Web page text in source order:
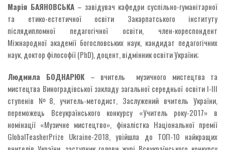
Марія БАЯНОВСЬКА – завідувач кафедри суспільно-гуманітарної
та етико-естетичної освіти Закарпатського інституту
післядипломної педагогічної освіти, член-кореспондент
Міжнародної академії богословських наук, кандидат педагогічних
наук, доктор філософії (PhD), доцент, відмінник освіти України;
Людмила БОДНАРЮК – вчитель музичного мистецтва та
мистецтва Виноградівської закладу загальної середньої освіти І-ІІІ
ступенів №8, учитель-методист, Заслужений вчитель України,
переможець Всеукраїнського конкурсу «Учитель року-2017» в
номінації «Музичне мистецтво», фіналістка Національної премії
GlobalTeasherPrize Ukraine-2018, увійшла до ТОП-10 найкращих